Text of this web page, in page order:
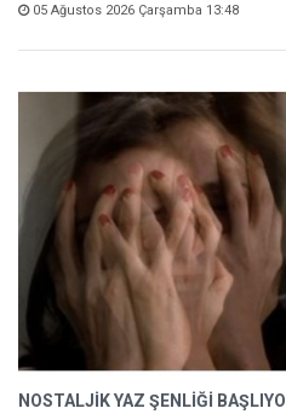
05 Ağustos 2026 Çarşamba 13:48
NOSTALJİK YAZ ŞENLİĞİ